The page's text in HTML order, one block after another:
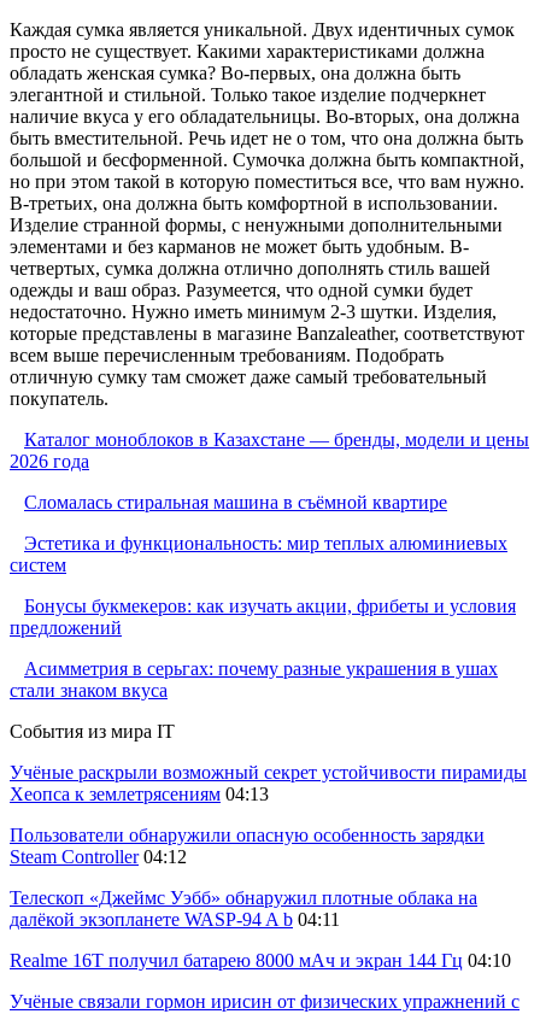
Каждая сумка является уникальной. Двух идентичных сумок
просто не существует. Какими характеристиками должна
обладать женская сумка? Во-первых, она должна быть
элегантной и стильной. Только такое изделие подчеркнет
наличие вкуса у его обладательницы. Во-вторых, она должна
быть вместительной. Речь идет не о том, что она должна быть
большой и бесформенной. Сумочка должна быть компактной,
но при этом такой в которую поместиться все, что вам нужно.
В-третьих, она должна быть комфортной в использовании.
Изделие странной формы, с ненужными дополнительными
элементами и без карманов не может быть удобным. В-
четвертых, сумка должна отлично дополнять стиль вашей
одежды и ваш образ. Разумеется, что одной сумки будет
недостаточно. Нужно иметь минимум 2-3 шутки. Изделия,
которые представлены в магазине Banzaleather, соответствуют
всем выше перечисленным требованиям. Подобрать
отличную сумку там сможет даже самый требовательный
покупатель.
Каталог моноблоков в Казахстане — бренды, модели и цены
2026 года
Сломалась стиральная машина в съёмной квартире
Эстетика и функциональность: мир теплых алюминиевых
систем
Бонусы букмекеров: как изучать акции, фрибеты и условия
предложений
Асимметрия в серьгах: почему разные украшения в ушах
стали знаком вкуса
События из мира IT
Учёные раскрыли возможный секрет устойчивости пирамиды
Хеопса к землетрясениям 04:13
Пользователи обнаружили опасную особенность зарядки
Steam Controller 04:12
Телескоп «Джеймс Уэбб» обнаружил плотные облака на
далёкой экзопланете WASP-94 A b 04:11
Realme 16T получил батарею 8000 мАч и экран 144 Гц 04:10
Учёные связали гормон ирисин от физических упражнений с